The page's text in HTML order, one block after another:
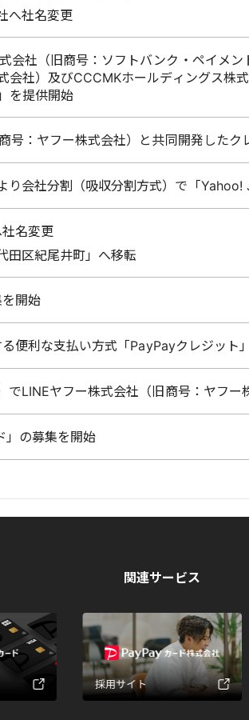
へ社名変更
会社（旧商号：ソフトバンク・ペイメ
会社）及びCCCMKホールディングス株
を提供開始
号：ヤフー株式会社）と共同開発した
り会社分割（吸収分割方式）で「
名変更
田区紀尾井町」へ移転
を開始
便利な支払い方式「PayPayクレジット
でLINEヤフー株式会社（旧商号：ヤフ
」の募集を開始
関連サービス